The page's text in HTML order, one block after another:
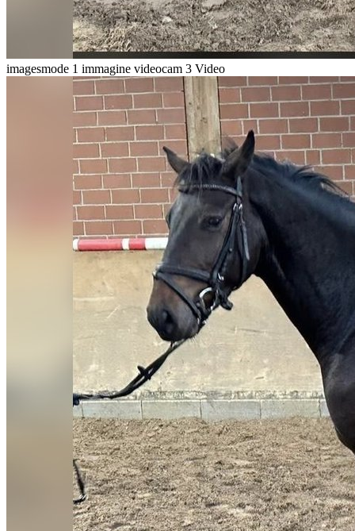
imagesmode 1 immagine videocam 3 Video